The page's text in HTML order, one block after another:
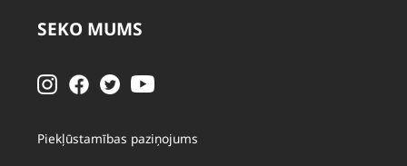
SEKO MUMS
Piekļūstamības paziņojums